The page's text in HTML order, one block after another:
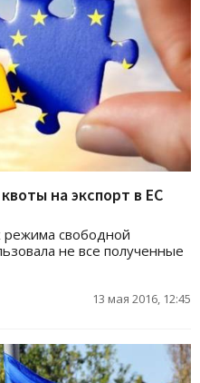
на экспорт в ЕС
режима свободной
не все полученные
13 мая 2016, 12:45